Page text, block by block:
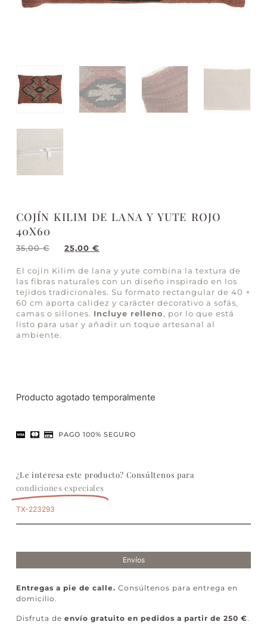
COJÍN KILIM DE LANA Y YUTE ROJO
40X60
35,00€ 25,00 €
El cojín Kilim de lana y yute combina la textura de
las fibras naturales con un diseño inspirado en los
tejidos tradicionales. Su formato rectangular de 40 ×
60 cm aporta calidez y carácter decorativo a sofás,
camas o sillones. Incluye relleno, por lo que está
listo para usar y añadir un toque artesanal al
ambiente.
Producto agotado temporalmente
PAGO 100% SEGURO
¿Le interesa este producto? Consúltenos para
condiciones especiales
TX-223293
Envíos
Entregas a pie de calle. Consúltenos para entrega en
domicilio.
Disfruta de envío gratuito en pedidos a partir de 250 €